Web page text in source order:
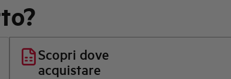
Scopri dove
acquistare